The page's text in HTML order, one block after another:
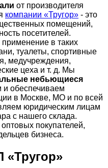
от производителя
компании «Тругор» - это
помещений,
посетителей.
в таких
туалеты, спортивные
медучреждения,
цеха и т. д. Мы
небьющиеся
обеспечиваем
в Москве, МО и по всей
юридическим лицам
с нашего склада.
покупателей,
бизнеса.
«Тругор»